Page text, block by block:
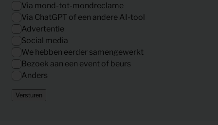
Via mond-tot-mondreclame
Via ChatGPT of een andere AI-tool
Advertentie
Social media
We hebben eerder samengewerkt
Bezoek aan een event of beurs
Anders
Versturen